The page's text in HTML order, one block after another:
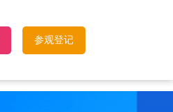
参观登记